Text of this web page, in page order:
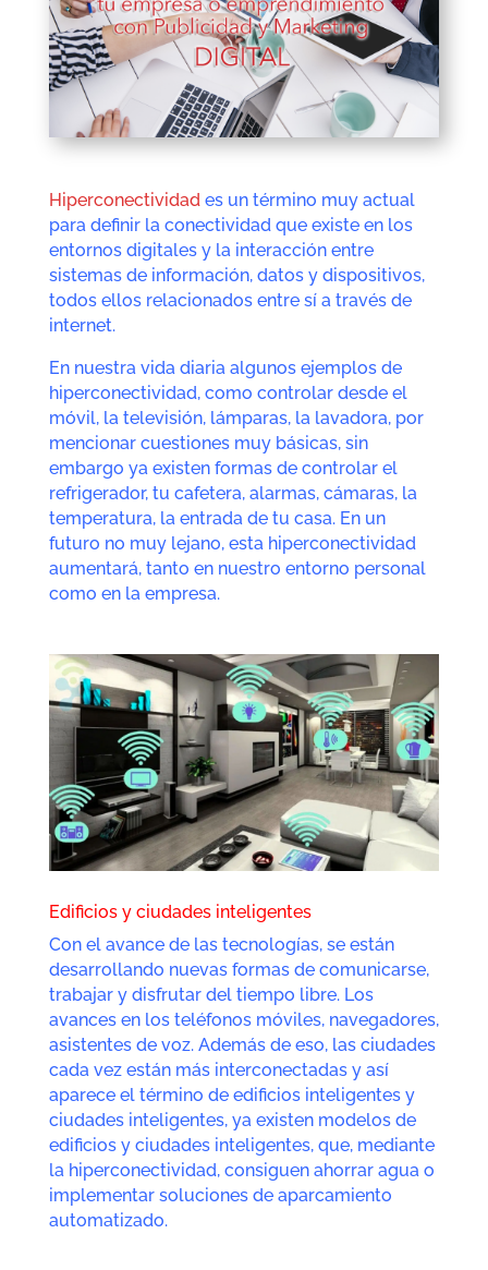
Hiperconectividades un término muy actual
para definir la conectividad que existe en los
entornos digitales y la interacción entre
sistemas de información, datos y dispositivos,
todos ellos relacionados entre sí a través de
internet.
En nuestra vida diaria algunos ejemplos de
hiperconectividad, como controlar desde el
móvil, la televisión, lámparas, la lavadora, por
mencionar cuestiones muy básicas, sin
embargo ya existen formas de controlar el
refrigerador, tu cafetera, alarmas, cámaras, la
temperatura, la entrada de tu casa. En un
futuro no muy lejano, esta hiperconectividad
aumentará, tanto en nuestro entorno personal
como en la empresa.
Edificios y ciudades inteligentes
Con el avance de las tecnologías, se están
desarrollando nuevas formas de comunicarse,
trabajar y disfrutar del tiempo libre. Los
avances en los teléfonos móviles, navegadores,
asistentes de voz. Además de eso, las ciudades
cada vez están más interconectadas y así
aparece el término de edificios inteligentesy
ciudades inteligentes, ya existen modelos de
edificios y ciudades inteligentes, que, mediante
la hiperconectividad, consiguen ahorrar agua o
implementar soluciones de aparcamiento
automatizado.